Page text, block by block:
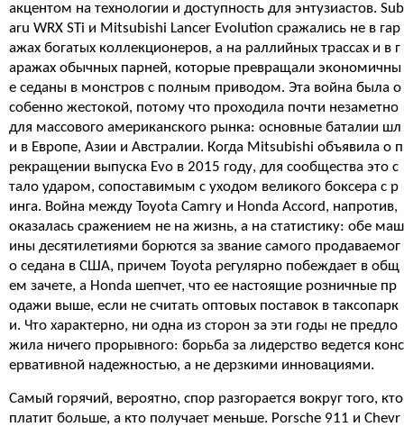
акцентом на технологии и доступность для энтузиастов. Sub
aru WRX STi и Mitsubishi Lancer Evolution сражались не в гар
ажах богатых коллекционеров, а на раллийных трассах и в г
аражах обычных парней, которые превращали экономичны
е седаны в монстров с полным приводом. Эта война была о
собенно жестокой, потому что проходила почти незаметно
для массового американского рынка: основные баталии шл
и в Европе, Азии и Австралии. Когда Mitsubishi объявила о п
рекращении выпуска Evo в 2015 году, для сообщества это с
тало ударом, сопоставимым с уходом великого боксера с р
инга. Война между Toyota Camry и Honda Accord, напротив,
оказалась сражением не на жизнь, а на статистику: обе маш
ины десятилетиями борются за звание самого продаваемог
о седана в США, причем Toyota регулярно побеждает в общ
ем зачете, а Honda шепчет, что ее настоящие розничные пр
одажи выше, если не считать оптовых поставок в таксопарк
и. Что характерно, ни одна из сторон за эти годы не предло
жила ничего прорывного: борьба за лидерство ведется конс
ервативной надежностью, а не дерзкими инновациями.
Самый горячий, вероятно, спор разгорается вокруг того, кто
платит больше, а кто получает меньше. Porsche 911 и Chevr